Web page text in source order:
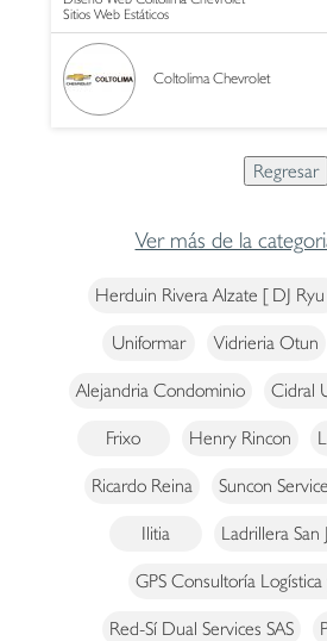
Sitios Web Estáticos
Coltolima Chevrolet
Ver más de la
Herduin Rivera Alzate [ DJ
Uniformar Vidrieria Otun
Alejandria Condominio Cidral
Frixo Henry Rincon
Ricardo Reina Suncon
Ilitia Ladrillera
GPS Consultoría
Red-Sí Dual Services SAS